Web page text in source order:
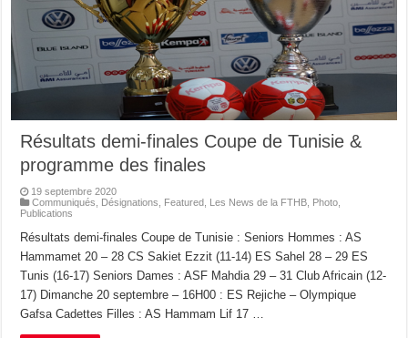
Résultats demi-finales Coupe de Tunisie &
programme des finales
19 septembre 2020
Communiqués
Désignations Featured Les News de la FTHB Photo
Publications
Résultats demi-finales Coupe de Tunisie : Seniors Hommes : AS
Hammamet 20 – 28 CS Sakiet Ezzit (11-14) ES Sahel 28 – 29 ES
Tunis (16-17) Seniors Dames : ASF Mahdia 29 – 31 Club Africain (12-
17) Dimanche 20 septembre – 16H00 : ES Rejiche – Olympique
Gafsa Cadettes Filles : AS Hammam Lif 17 …